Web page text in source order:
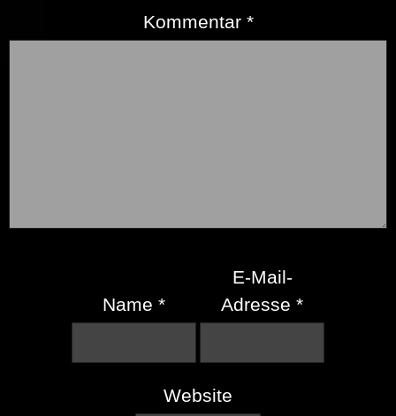
Kommentar *
Name *
E-Mail-
Adresse*
Website